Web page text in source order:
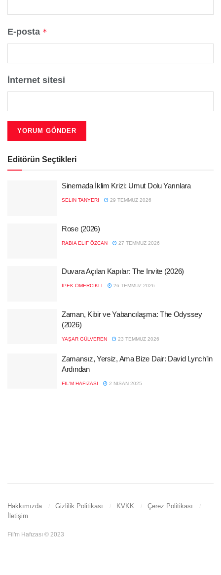
E-posta *
İnternet sitesi
Editörün Seçtikleri
Sinemada İklim Krizi: Umut Dolu Yarınlara
SELIN TANYERI 29 TEMMUZ 2026
Rose (2026)
RABIA ELIF ÖZCAN 27 TEMMUZ 2026
Duvara Açılan Kapılar: The Invite (2026)
İPEK ÖMERCIKLI 26 TEMMUZ 2026
Zaman, Kibir ve Yabancılaşma: The Odyssey
(2026)
YAŞAR GÜLVEREN 23 TEMMUZ 2026
Zamansız, Yersiz, Ama Bize Dair: David Lynch’in
Ardından
FIL'M HAFIZASI 2 NISAN 2025
Hakkımızda Gizlilik Politikası KVKK
Çerez Politikası
İletişim
Fil'm Hafızası © 2023